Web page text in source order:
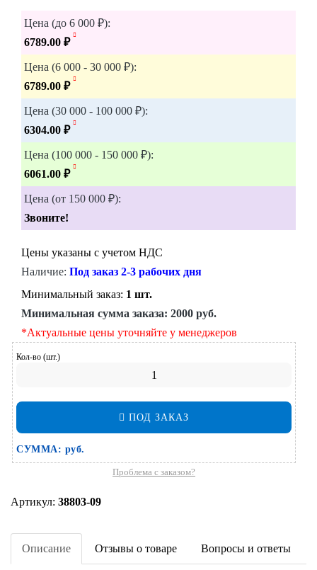
Цена (до 6 000 ₽):
6789.00 ₽
Цена (6 000 - 30 000 ₽):
6789.00 ₽
Цена (30 000 - 100 000 ₽):
6304.00 ₽
Цена (100 000 - 150 000 ₽):
6061.00 ₽
Цена (от 150 000 ₽):
Звоните!
Цены указаны с учетом НДС
Наличие: Под заказ 2-3 рабочих дня
Минимальный заказ: 1 шт.
Минимальная сумма заказа: 2000 руб.
*Актуальные цены уточняйте у менеджеров
Кол-во (шт.)
ПОД ЗАКАЗ
СУММА: руб.
Проблема с заказом?
Артикул: 38803-09
Описание Отзывы о товаре Вопросы и ответы